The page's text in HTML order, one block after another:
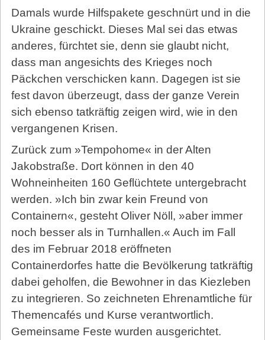
Damals wurde Hilfspakete geschnürt und in die
Ukraine geschickt. Dieses Mal sei das etwas
anderes, fürchtet sie, denn sie glaubt nicht,
dass man angesichts des Krieges noch
Päckchen verschicken kann. Dagegen ist sie
fest davon überzeugt, dass der ganze Verein
sich ebenso tatkräftig zeigen wird, wie in den
vergangenen Krisen.
Zurück zum »Tempohome« in der Alten
Jakobstraße. Dort können in den 40
Wohneinheiten 160 Geflüchtete untergebracht
werden. »Ich bin zwar kein Freund von
Containern«, gesteht Oliver Nöll, »aber immer
noch besser als in Turnhallen.« Auch im Fall
des im Februar 2018 eröffneten
Containerdorfes hatte die Bevölkerung tatkräftig
dabei geholfen, die Bewohner in das Kiezleben
zu integrieren. So zeichneten Ehrenamtliche für
Themencafés und Kurse verantwortlich.
Gemeinsame Feste wurden ausgerichtet.